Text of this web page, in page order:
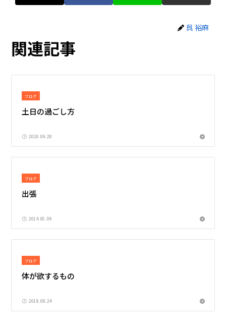
呉 裕麻
関連記事
ブログ
土日の過ごし方
2020.09.28
ブログ
出張
2014.05.09
ブログ
体が欲するもの
2018.08.24